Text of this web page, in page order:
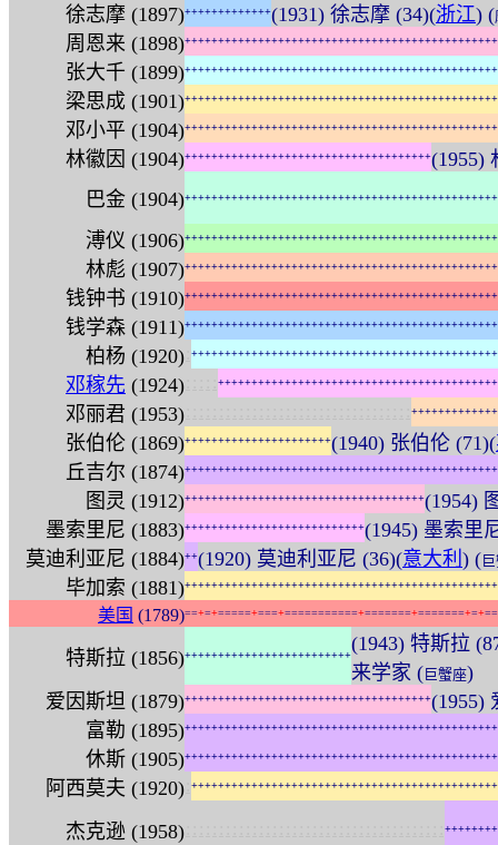
徐志摩 (1897)+++++++++++++(1931) 徐志摩 (34)(浙江) (
周恩来 (1898)+++++++++++++++++++++++++++++++++++++++++++++++
张大千 (1899)+++++++++++++++++++++++++++++++++++++++++++++++
梁思成 (1901)+++++++++++++++++++++++++++++++++++++++++++++++
邓小平 (1904)+++++++++++++++++++++++++++++++++++++++++++++++
林徽因 (1904)+++++++++++++++++++++++++++++++++++++(1955)
巴金 (1904)+++++++++++++++++++++++++++++++++++++++++++++++
溥仪 (1906)+++++++++++++++++++++++++++++++++++++++++++++++
林彪 (1907)+++++++++++++++++++++++++++++++++++++++++++++++
钱钟书 (1910)+++++++++++++++++++++++++++++++++++++++++++++++
钱学森 (1911)+++++++++++++++++++++++++++++++++++++++++++++++
柏杨 (1920) ++++++++++++++++++++++++++++++++++++++++++++++
邓稼先 (1924) ++++++++++++++++++++++++++++++++++++++++++
邓丽君 (1953) +++++++++++++
张伯伦 (1869)++++++++++++++++++++++(1940) 张伯伦 (71)(
丘吉尔 (1874)+++++++++++++++++++++++++++++++++++++++++++++++
图灵 (1912)++++++++++++++++++++++++++++++++++++(1954)
墨索里尼 (1883)+++++++++++++++++++++++++++(1945) 墨索里
莫迪利亚尼 (1884)++(1920) 莫迪利亚尼 (36)(意大利 ) (
毕加索 (1881)+++++++++++++++++++++++++++++++++++++++++++++++
美国 (1789)==+=+=====+===+===========+=======+=======+=+==
特斯拉 (1856)+++++++++++++++++++++++++
(1943) 特斯拉
来学家 ( 巨蟹座)
爱因斯坦 (1879)+++++++++++++++++++++++++++++++++++++(1955)
富勒 (1895)+++++++++++++++++++++++++++++++++++++++++++++++
休斯 (1905)+++++++++++++++++++++++++++++++++++++++++++++++
阿西莫夫 (1920) ++++++++++++++++++++++++++++++++++++++++++++++
杰克逊 (1958) ++++++++